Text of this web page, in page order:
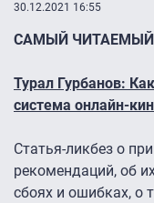
30.12.2021 16:55
САМЫЙ
Турал Гурбанов:
система онлайн-
Статья-ликбез о
рекомендаций, об
сбоях и ошибках, о